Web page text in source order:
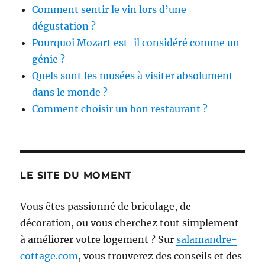
Comment sentir le vin lors d’une
dégustation ?
Pourquoi Mozart est-il considéré comme un
génie ?
Quels sont les musées à visiter absolument
dans le monde ?
Comment choisir un bon restaurant ?
LE SITE DU MOMENT
Vous êtes passionné de bricolage, de
décoration, ou vous cherchez tout simplement
à améliorer votre logement ? Sursalamandre-
cottage.com, vous trouverez des conseils et des